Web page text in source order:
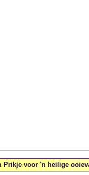
Prikje voor 'n heilige